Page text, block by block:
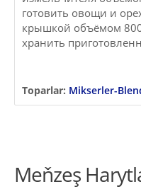
готовить овощи и
крышкой объёмом
хранить
Toparlar: Mikserler-
Meňzeş